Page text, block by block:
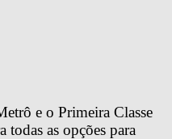
e o Primeira Classe
as opções para